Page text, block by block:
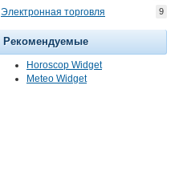
Электронная торговля 9
Рекомендуемые
Horoscop Widget
Meteo Widget